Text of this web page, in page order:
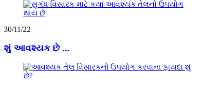
30/11/22
શું આવશ્યક છે ...